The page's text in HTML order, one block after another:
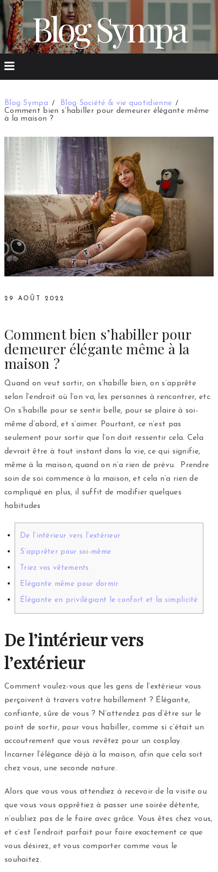
Blog Sympa
Blog Sympa
Blog Société & vie quotidienne
Comment bien s’habiller pour demeurer élégante même
à la maison ?
29 AOÛT 2022
Comment bien s’habiller pour
demeurer élégante même à la
maison ?
Quand on veut sortir, on s’habille bien, on s’apprête
selon l’endroit où l’on va, les personnes à rencontrer, etc.
On s’habille pour se sentir belle, pour se plaire à soi-
même d’abord, et s’aimer. Pourtant, ce n’est pas
seulement pour sortir que l’on doit ressentir cela. Cela
devrait être à tout instant dans la vie, ce qui signifie,
même à la maison, quand on n’a rien de prévu. Prendre
soin de soi commence à la maison, et cela n’a rien de
compliqué en plus, il suffit de modifier quelques
habitudes
De l’intérieur vers l’extérieur
S’apprêter pour soi-même
Triez vos vêtements
Elégante même pour dormir
Élégante en privilégiant le confort et la simplicité
De l’intérieur vers
l’extérieur
Comment voulez-vous que les gens de l’extérieur vous
perçoivent à travers votre habillement ? Élégante,
confiante, sûre de vous ? N’attendez pas d’être sur le
point de sortir, pour vous habiller, comme si c’était un
accoutrement que vous revêtez pour un cosplay.
Incarner l’élégance déjà à la maison, afin que cela soit
chez vous, une seconde nature.
Alors que vous vous attendiez à recevoir de la visite ou
que vous vous apprêtiez à passer une soirée détente,
n’oubliez pas de le faire avec grâce. Vous êtes chez vous,
et c’est l’endroit parfait pour faire exactement ce que
vous désirez, et vous comporter comme vous le
souhaitez.